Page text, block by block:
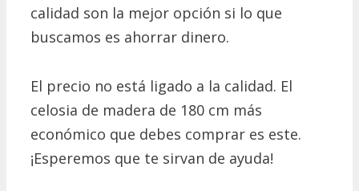
calidad son la mejor opción si lo que
buscamos es ahorrar dinero.
El precio no está ligado a la calidad. El
celosia de madera de 180 cm más
económico que debes comprar es este.
¡Esperemos que te sirvan de ayuda!